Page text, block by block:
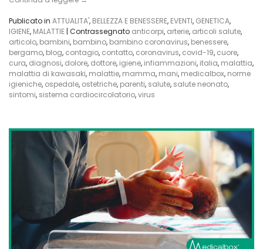
al
Coronavirus?
Publicato in ATTUALITA', BELLEZZA E BENESSERE, EVENTI, GENETICA,
IGIENE, MALATTIE | Contrassegnato anticorpi, arterie, articoli salute,
articolo, bambini, bambino, bambino coronavirus, benessere,
bergamo, blog, contagio, contatto, coronavirus, covid-19, cuore,
cura, diagnosi, dolore, dottore, igiene, infiammazioni, italia, malattia,
malattia di kawasaki, malattie, mamma, mani, medicalbox, norme
igieniche, ospedale, ostetriche, parenti, salute, salute neonato,
sintomi, sistema cardiocircolatorio,virus